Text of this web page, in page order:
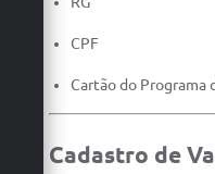
CPF
Cartão do Programa
Cadastro de